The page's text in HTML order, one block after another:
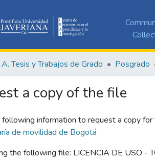
A. Tesis y Trabajos de Grado Posgrado
a copy of the file
information to request a copy
de movilidad de Bogotá
the following file: LICENCIA DE USO -